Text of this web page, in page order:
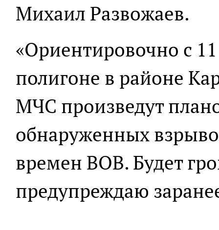
Михаил Развожаев.
«Ориентировочно с
полигоне в районе
МЧС произведут
обнаруженных
времен ВОВ. Будет
предупреждаю